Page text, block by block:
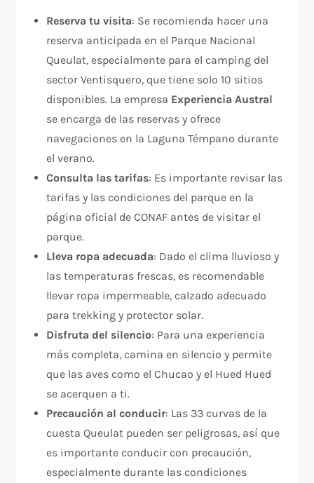
Reserva tu visita: Se recomienda hacer una
reserva anticipada en el Parque Nacional
Queulat, especialmente para el camping del
sector Ventisquero, que tiene solo 10 sitios
disponibles. La empresa Experiencia Austral
se encarga de las reservas y ofrece
navegaciones en la Laguna Témpano durante
el verano.
Consulta las tarifas: Es importante revisar las
tarifas y las condiciones del parque en la
página oficial de CONAF antes de visitar el
parque.
Lleva ropa adecuada: Dado el clima lluvioso y
las temperaturas frescas, es recomendable
llevar ropa impermeable, calzado adecuado
para trekking y protector solar.
Disfruta del silencio: Para una experiencia
más completa, camina en silencio y permite
que las aves como el Chucao y el Hued Hued
se acerquen a ti.
Precaución al conducir: Las 33 curvas de la
cuesta Queulat pueden ser peligrosas, así que
es importante conducir con precaución,
especialmente durante las condiciones